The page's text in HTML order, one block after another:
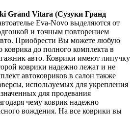
Grand Vitara (Сузуки Гранд
Eva-Novo выделяются от
и точным повторением
Приобрести Вы можете любую
до полного комплекта в
авто. Коврики имеют липучку
коврики надежно лежат и не
автоковриков в салон также
используемых для укрепления
для продевания
чему коврик надежно
вождения. На все коврики вы